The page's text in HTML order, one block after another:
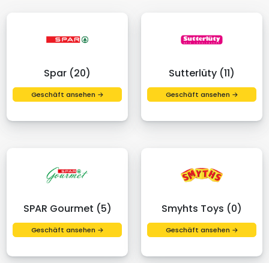
Spar (20)
Geschäft ansehen →
Sutterlüty (11)
Geschäft ansehen →
SPAR Gourmet (5)
Geschäft ansehen →
Smyhts Toys (0)
Geschäft ansehen →